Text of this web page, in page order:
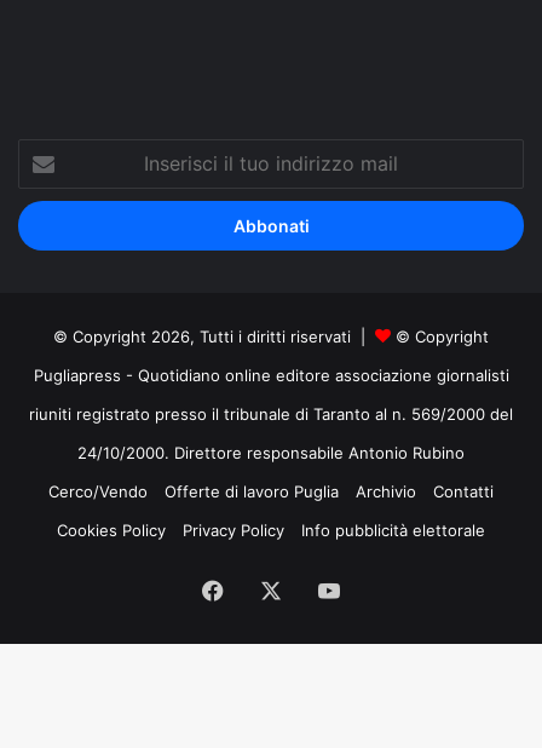
Inserisci
tuo
indirizzo
mail
© Copyright 2026, Tutti i diritti riservati |
© Copyright
Pugliapress - Quotidiano online editore associazione giornalisti
riuniti registrato presso il tribunale di Taranto al n. 569/2000 del
24/10/2000. Direttore responsabile Antonio Rubino
Cerco/Vendo
Offerte di lavoro Puglia Archivio
Contatti
Cookies Policy
Privacy Policy Info pubblicità elettorale
Facebook
Tube